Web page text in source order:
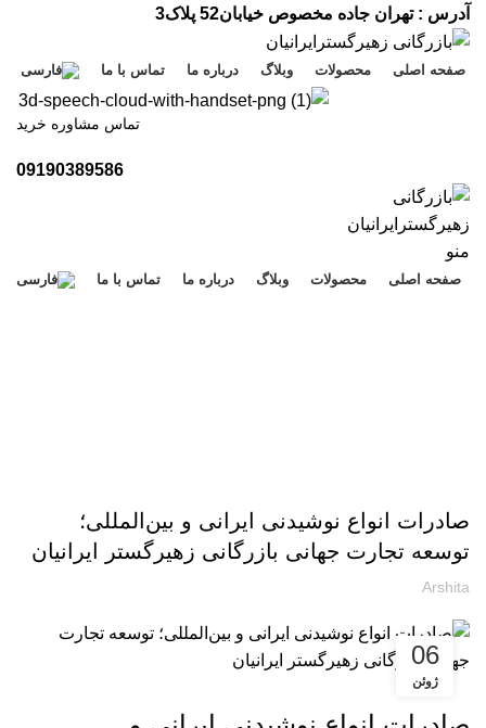
آدرس : تهران جاده مخصوص خیابان52 پلاک3
صفحه اصلی محصولات وبلاگ درباره ما تماس با ما
تماس مشاوره خرید
09190389586
منو
صفحه اصلی محصولات وبلاگ درباره ما تماس با ما
صادرات انواع نوشیدنی ایرانی و بین‌المللی؛
توسعه تجارت جهانی بازرگانی زهیرگستر ایرانیان
Arshita
06
ژوئن